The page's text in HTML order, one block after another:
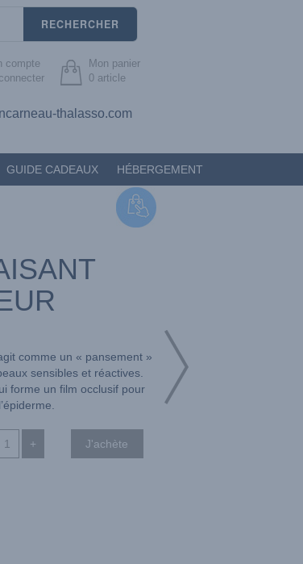
GUIDE CADEAUX HÉBERGEMENT
thalasso.com
RECHERCHER
compte
Mon panier
0 article
comme un « pansement »
sensibles et réactives.
forme un film occlusif pour
+